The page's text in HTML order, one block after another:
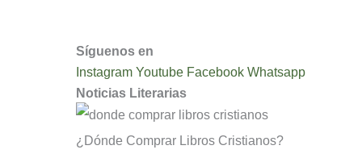
Síguenos en
Instagram Youtube Facebook Whatsapp
Noticias Literarias
¿Dónde Comprar Libros Cristianos?